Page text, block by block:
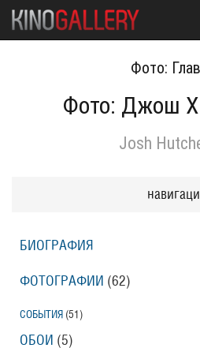
Фото:
Фото: Джош
Josh
БИОГРАФИЯ
ФОТОГРАФИИ (62)
СОБЫТИЯ (51 )
ОБОИ (5)